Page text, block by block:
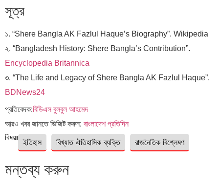
সূত্র
১. “Shere Bangla AK Fazlul Haque’s Biography”. Wikipedia
২. “Bangladesh History: Shere Bangla’s Contribution”.
Encyclopedia Britannica
৩. “The Life and Legacy of Shere Bangla AK Fazlul Haque”.
BDNews24
প্রতিবেদক:বিডিএস বুলবুল আহমেদ
আরও খবর জানতে ভিজিট করুন: বাংলাদেশ প্রতিদিন
বিষয়ঃ ইতিহাস বিখ্যাত ঐতিহাসিক ব্যক্তি রাজনৈতিক বিশ্লেষণ
মন্তব্য করুন